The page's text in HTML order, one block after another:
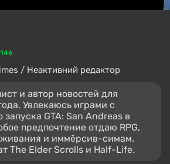
/ Неактивний редактор
и автор новостей для
Увлекаюсь играми с
запуска GTA: San Andreas в
предпочтение отдаю RPG,
и иммёрсив-симам.
The Elder Scrolls и Half-Life.